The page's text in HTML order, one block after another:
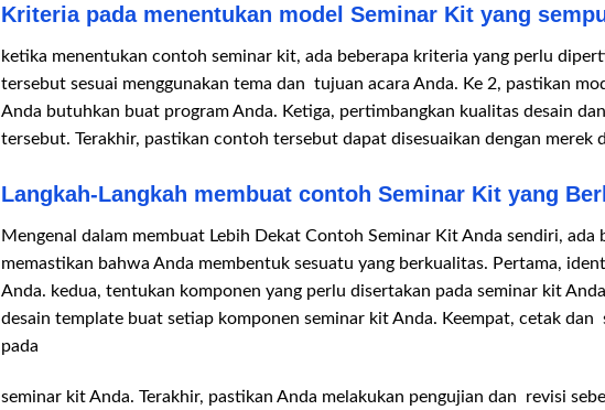
Kriteria pada menentukan model Seminar Kit yang
ketika menentukan contoh seminar kit, ada beberapa kriteria yang perlu
tersebut sesuai menggunakan tema dan tujuan acara Anda. Ke 2, pastikan
Anda butuhkan buat program Anda. Ketiga, pertimbangkan kualitas desain
tersebut. Terakhir, pastikan contoh tersebut dapat disesuaikan dengan merek
Langkah-Langkah membuat contoh Seminar Kit yang
Mengenal dalam membuat Lebih Dekat Contoh Seminar Kit Anda sendiri,
memastikan bahwa Anda membentuk sesuatu yang berkualitas. Pertama,
Anda. kedua, tentukan komponen yang perlu disertakan pada seminar kit
desain template buat setiap komponen seminar kit Anda. Keempat, cetak
pada
seminar kit Anda. Terakhir, pastikan Anda melakukan pengujian dan revisi